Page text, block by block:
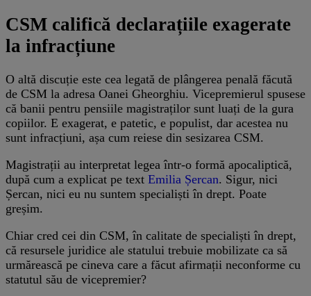
CSM califică declarațiile exagerate
la infracțiune
O altă discuție este cea legată de plângerea penală făcută
de CSM la adresa Oanei Gheorghiu. Vicepremierul spusese
că banii pentru pensiile magistraților sunt luați de la gura
copiilor. E exagerat, e patetic, e populist, dar acestea nu
sunt infracțiuni, așa cum reiese din sesizarea CSM.
Magistrații au interpretat legea într-o formă apocaliptică,
după cum a explicat pe text Emilia Șercan. Sigur, nici
Șercan, nici eu nu suntem specialiști în drept. Poate
greșim.
Chiar cred cei din CSM, în calitate de specialiști în drept,
că resursele juridice ale statului trebuie mobilizate ca să
urmărească pe cineva care a făcut afirmații neconforme cu
statutul său de vicepremier?